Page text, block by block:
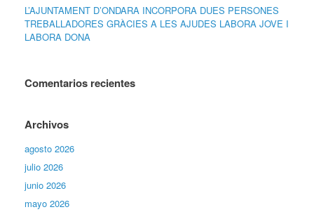
L’AJUNTAMENT D’ONDARA INCORPORA DUES PERSONES
TREBALLADORES GRÀCIES A LES AJUDES LABORA JOVE I
LABORA DONA
Comentarios recientes
Archivos
agosto 2026
julio 2026
junio 2026
mayo 2026